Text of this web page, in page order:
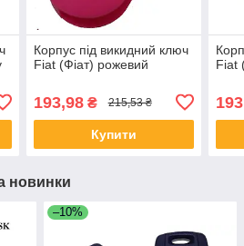
Корпус під викидний ключ
Fiat (Фіат) рожевий
193,98₴ 215,53 ₴
Купити
Fiat
новинки
–10%